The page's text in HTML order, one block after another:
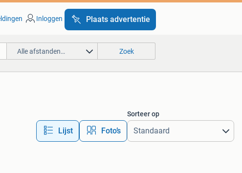
Inloggen Plaats advertentie
Alle afstanden… Zoek
Lijst Foto’s
Sorteer op